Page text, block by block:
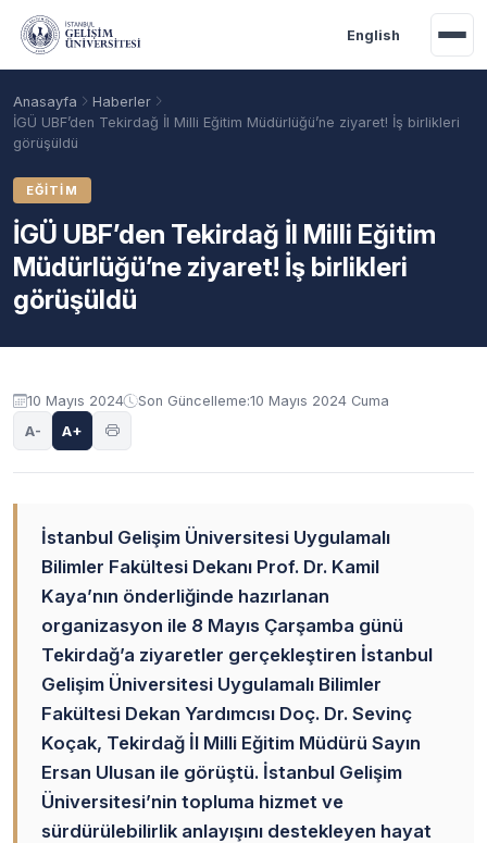
Ana içeriğe geç
English
Anasayfa
Haberler
İGÜ UBF’den Tekirdağ İl Milli Eğitim Müdürlüğü’ne ziyaret! İş birlikleri
görüşüldü
EĞITIM
İGÜ UBF’den Tekirdağ İl Milli Eğitim
Müdürlüğü’ne ziyaret! İş birlikleri
görüşüldü
10 Mayıs 2024 Son Güncelleme:10 Mayıs 2024 Cuma
A- A+
İstanbul Gelişim Üniversitesi Uygulamalı
Bilimler Fakültesi Dekanı Prof. Dr. Kamil
Kaya’nın önderliğinde hazırlanan
organizasyon ile 8 Mayıs Çarşamba günü
Tekirdağ’a ziyaretler gerçekleştiren İstanbul
Gelişim Üniversitesi Uygulamalı Bilimler
Fakültesi Dekan Yardımcısı Doç. Dr. Sevinç
Koçak, Tekirdağ İl Milli Eğitim Müdürü Sayın
Ersan Ulusan ile görüştü. İstanbul Gelişim
Üniversitesi’nin topluma hizmet ve
sürdürülebilirlik anlayışını destekleyen hayat